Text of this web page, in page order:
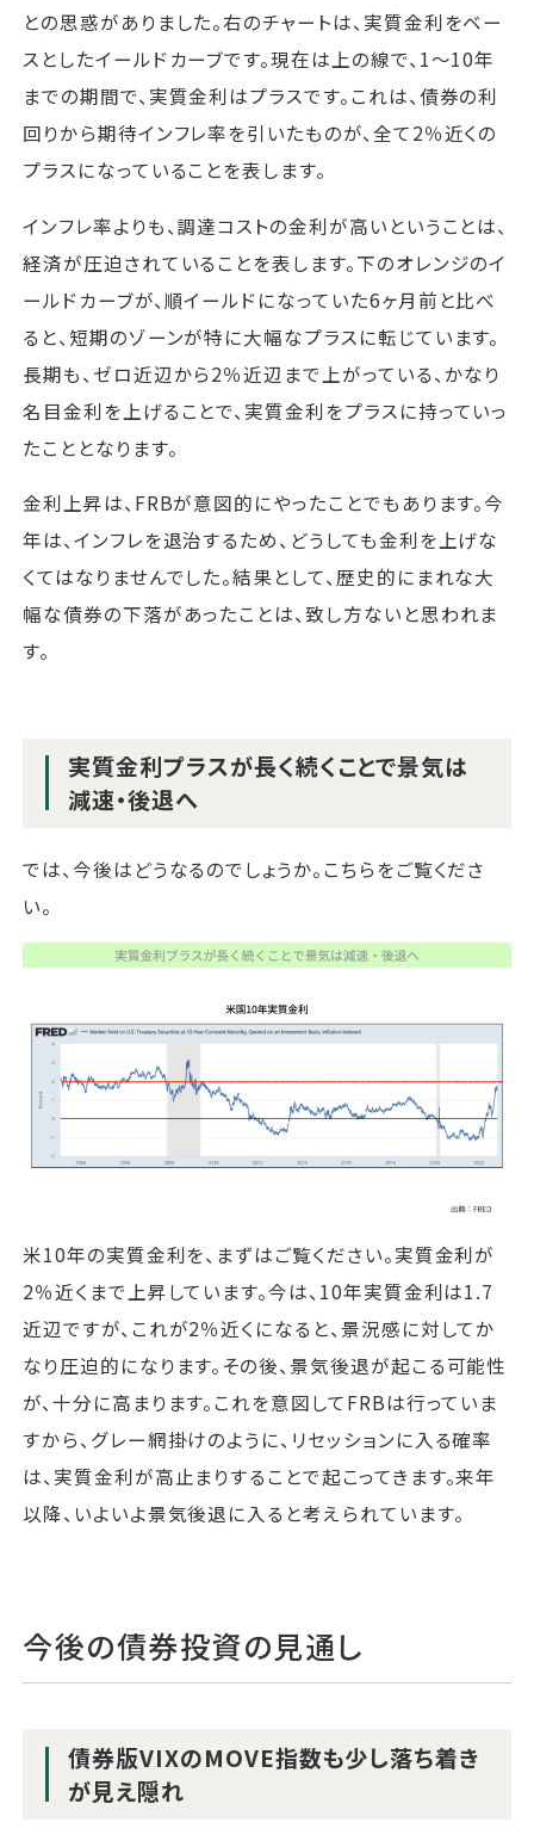
との思惑がありました。右のチャートは、実質金利をベー
スとしたイールドカーブです。現在は上の線で、1～10年
までの期間で、実質金利はプラスです。これは、債券の利
回りから期待インフレ率を引いたものが、全て2％近くの
プラスになっていることを表します。
インフレ率よりも、調達コストの金利が高いということは、
経済が圧迫されていることを表します。下のオレンジのイ
ールドカーブが、順イールドになっていた6ヶ月前と比べ
ると、短期のゾーンが特に大幅なプラスに転じています。
長期も、ゼロ近辺から2％近辺まで上がっている、かなり
名目金利を上げることで、実質金利をプラスに持っていっ
たこととなります。
金利上昇は、FRBが意図的にやったことでもあります。今
年は、インフレを退治するため、どうしても金利を上げな
くてはなりませんでした。結果として、歴史的にまれな大
幅な債券の下落があったことは、致し方ないと思われま
す。
実質金利プラスが長く続くことで景気は
減速・後退へ
では、今後はどうなるのでしょうか。こちらをご覧くださ
い。
米10年の実質金利を、まずはご覧ください。実質金利が
2％近くまで上昇しています。今は、10年実質金利は1.7
近辺ですが、これが2％近くになると、景況感に対してか
なり圧迫的になります。その後、景気後退が起こる可能性
が、十分に高まります。これを意図してFRBは行っていま
すから、グレー網掛けのように、リセッションに入る確率
は、実質金利が高止まりすることで起こってきます。来年
以降、いよいよ景気後退に入ると考えられています。
今後の債券投資の見通し
債券版VIXのMOVE指数も少し落ち着き
が見え隠れ